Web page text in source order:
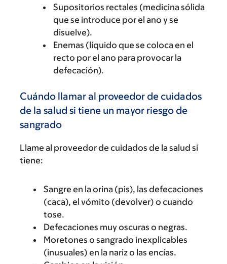
Supositorios rectales (medicina sólida
que se introduce por el ano y se
disuelve).
Enemas (líquido que se coloca en el
recto por el ano para provocar la
defecación).
Cuándo llamar al proveedor de cuidados
de la salud si tiene un mayor riesgo de
sangrado
Llame al proveedor de cuidados de la salud si
tiene:
Sangre en la orina (pis), las defecaciones
(caca), el vómito (devolver) o cuando
tose.
Defecaciones muy oscuras o negras.
Moretones o sangrado inexplicables
(inusuales) en la nariz o las encías.